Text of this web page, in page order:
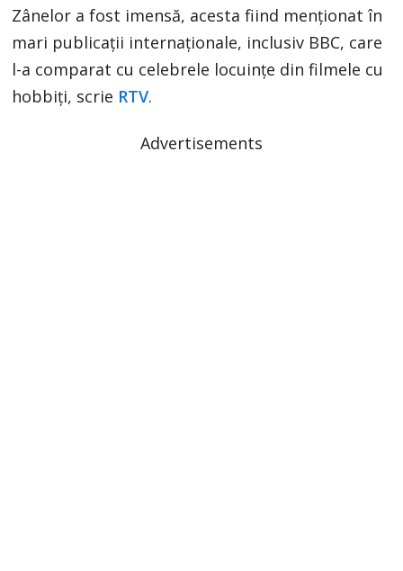
Zânelor a fost imensă, acesta fiind menționat în
mari publicații internaționale, inclusiv BBC, care
l-a comparat cu celebrele locuințe din filmele cu
hobbiți, scrie RTV.
Advertisements